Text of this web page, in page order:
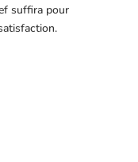
suffira pour